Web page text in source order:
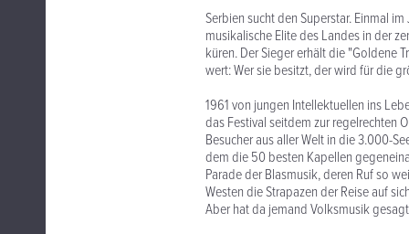
Serbien sucht den Superstar. Einmal
musikalische Elite des Landes in der
küren. Der Sieger erhält die "Goldene
wert: Wer sie besitzt, der wird für die
1961 von jungen Intellektuellen ins
das Festival seitdem zur regelrechten
Besucher aus aller Welt in die 3.000-
dem die 50 besten Kapellen
Parade der Blasmusik, deren Ruf so
Westen die Strapazen der Reise auf
Aber hat da jemand Volksmusik